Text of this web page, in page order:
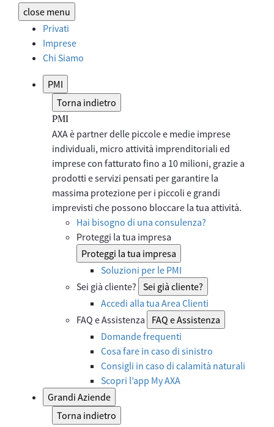
close menu
Privati
Imprese
Chi Siamo
PMI
Torna indietro
PMI
AXA è partner delle piccole e medie imprese
individuali, micro attività imprenditoriali ed
imprese con fatturato fino a 10 milioni, grazie a
prodotti e servizi pensati per garantire la
massima protezione per i piccoli e grandi
imprevisti che possono bloccare la tua attività.​
Hai bisogno di una consulenza?
Proteggi la tua impresa
Proteggi la tua impresa
Soluzioni per le PMI
Sei già cliente? Sei già cliente?
Accedi alla tua Area Clienti
FAQ e Assistenza
FAQ e Assistenza
Domande frequenti
Cosa fare in caso di sinistro
Consigli in caso di calamità naturali
Scopri l’app My AXA
Grandi Aziende
Torna indietro